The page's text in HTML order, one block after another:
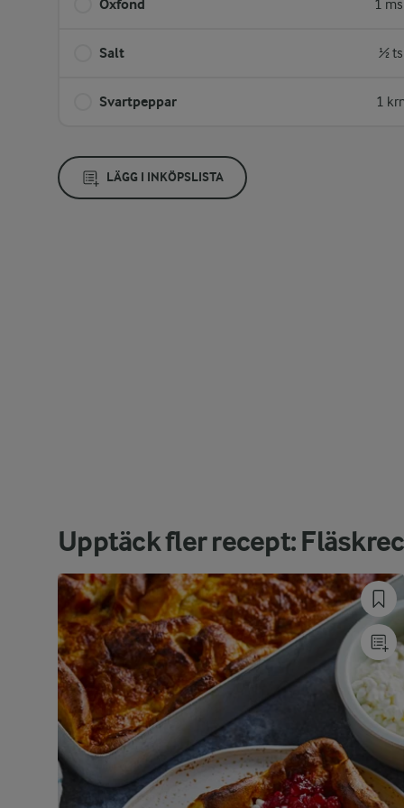
Oxfond 1
Salt ½
Svartpeppar 1
LÄGG I INKÖPSLISTA
Upptäck fler recept: